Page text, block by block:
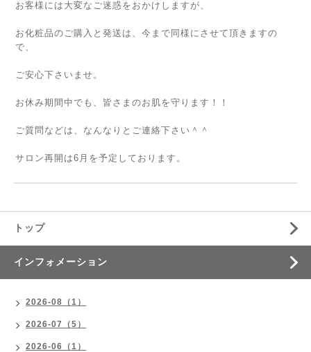
お客様には大変なご迷惑をおかけしますが、
お化粧品のご購入と発送は、今まで同様にさせて頂きますの
で、
ご安心下さいませ。
お休み期間中でも、皆さまのお肌を守ります！！
ご質問などは、なんなりとご連絡下さい＾＾
サロン再開は6月を予定しております。
トップ
インフォメーション
2026-08（1）
2026-07（5）
2026-06（1）